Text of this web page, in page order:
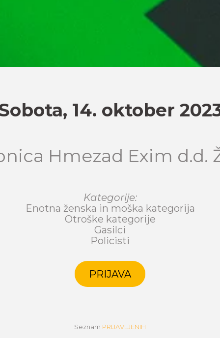
14. oktober
Hmezad Exim d.d.
Kategorije:
Enotna ženska in moška kategorija
Otroške kategorije
Gasilci
Policisti
PRIJAVA
Seznam PRIJAVLJENIH